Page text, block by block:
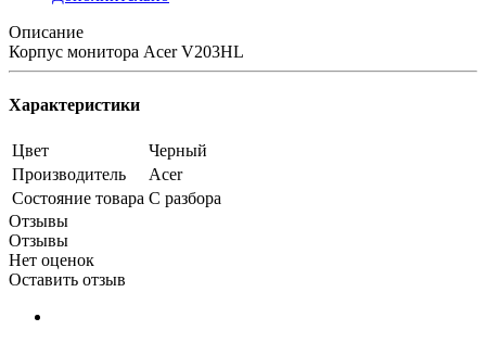
Описание
Корпус монитора Acer V203HL
Характеристики
Цвет
Черный
Производитель
Acer
Состояние товара С разбора
Отзывы
Отзывы
Нет оценок
Оставить отзыв